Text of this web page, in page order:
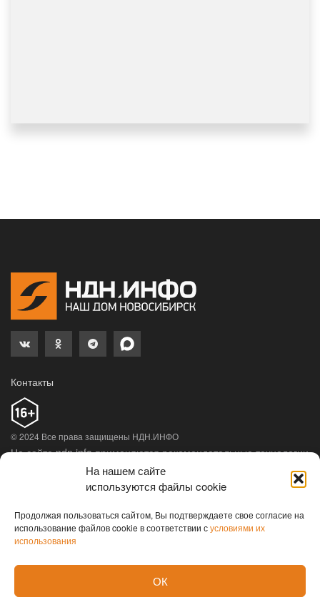
На нашем сайте
используются файлы cookie
Продолжая пользоваться сайтом, Вы подтверждаете свое согласие на
использование файлов cookie в соответствии сусловиями их
использования
ОК
Контакты
© 2024 Все права защищены НДН.ИНФО
На сайте ndn.info применяются рекомендательные технологии
(информационные технологии предоставления информации
на основе сбора, систематизации и анализа сведений,
«Интернет», находящихся на территории Российской
Федерации).Подробная информация